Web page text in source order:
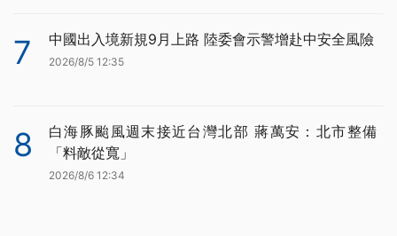
7 中國出入境新規9月上路 陸委會示警增赴中安全風險
2026/8/5 12:35
8
白海豚颱風週末接近台灣北部 蔣萬安：北市整備
「料敵從寬」
2026/8/6 12:34